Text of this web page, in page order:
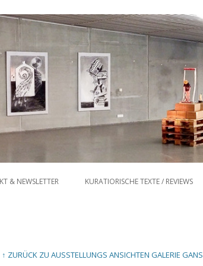
& NEWSLETTER KURATIORISCHE TEXTE / REVIEWS
↑ ZURÜCK ZU AUSSTELLUNGS ANSICHTEN GALERIE GANS